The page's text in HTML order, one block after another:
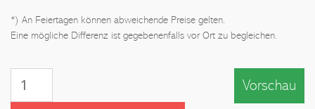
*) An Feiertagen können abweichende Preise gelten.
Eine mögliche Differenz ist gegebenenfalls vor Ort zu begleichen.
Vorschau
Frühstück